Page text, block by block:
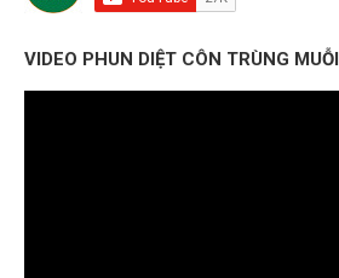
VIDEO PHUN DIỆT CÔN TRÙNG MUỖI